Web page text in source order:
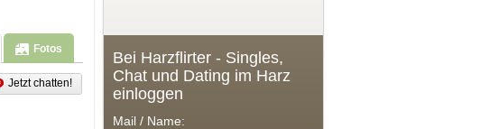
Fotos
Jetzt chatten!
Bei Harzflirter - Singles,
Chat und Dating im Harz
einloggen
Mail / Name: